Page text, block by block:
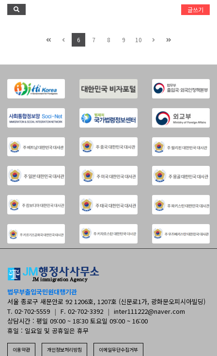
글쓰기
6 7 8 9 10
법무부출입국민원대행기관
서울 종로구 새문안로 92 1206호, 1207호 (신문로1가, 광화문오피시아빌딩)
T. 02-702-5559 | F. 02-702-3392 | inter111222@naver.com
상담시간 : 평일 09:00 ~ 18:30 토요일 09:00 ~ 16:00
휴일 : 일요일 및 공휴일은 휴무
이용약관 개인정보처리방침 이메일무단수집거부